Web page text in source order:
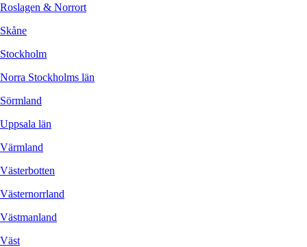
Roslagen & Norrort
Skåne
Stockholm
Norra Stockholms län
Sörmland
Uppsala län
Värmland
Västerbotten
Västernorrland
Västmanland
Väst